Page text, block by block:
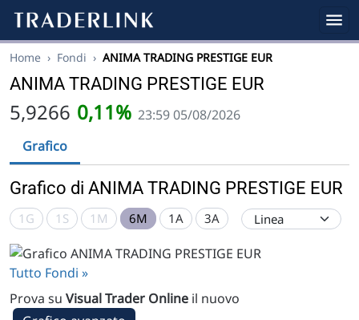
Home › Fondi › ANIMA TRADING PRESTIGE EUR
ANIMA TRADING PRESTIGE EUR
5,9266 0,11% 23:59 05/08/2026
Grafico
Grafico di ANIMA TRADING PRESTIGE EUR
1G 1S 1M 6M 1A 3A
Tutto Fondi »
Prova su Visual Trader Online il nuovo